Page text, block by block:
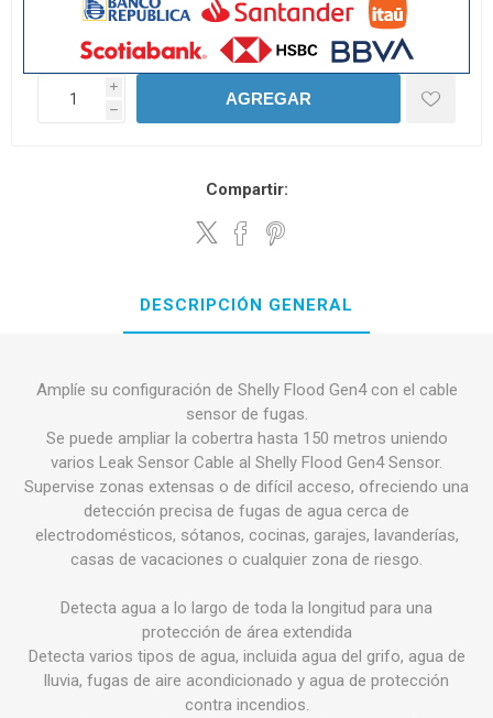
i
h
AGREGAR
Compartir:
DESCRIPCIÓN GENERAL
Amplíe su configuración de Shelly Flood Gen4 con el cable
sensor de fugas.
Se puede ampliar la cobertra hasta 150 metros uniendo
varios Leak Sensor Cable al Shelly Flood Gen4 Sensor.
Supervise zonas extensas o de difícil acceso, ofreciendo una
detección precisa de fugas de agua cerca de
electrodomésticos, sótanos, cocinas, garajes, lavanderías,
casas de vacaciones o cualquier zona de riesgo.
Detecta agua a lo largo de toda la longitud para una
protección de área extendida
Detecta varios tipos de agua, incluida agua del grifo, agua de
lluvia, fugas de aire acondicionado y agua de protección
contra incendios.